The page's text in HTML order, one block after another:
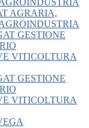
AGRARIA,
GESTIONE
VITICOLTURA
GESTIONE
VITICOLTURA